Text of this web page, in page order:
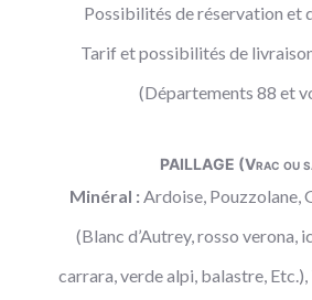
Possibilités de réservation et
Tarif et possibilités de
(Départements 88 et
PAILLAGE (Vrac ou
Minéral :Ardoise, Pouzzolane,
(Blanc d’Autrey, rosso verona,
carrara, verde alpi, balastre,